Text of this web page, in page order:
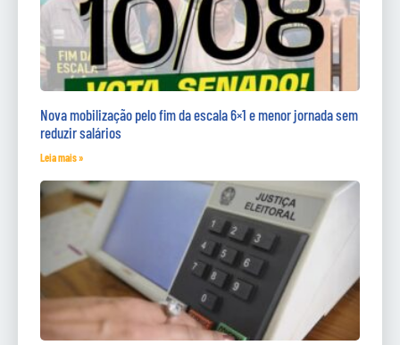
Nova mobilização pelo fim da escala 6×1 e menor jornada sem
reduzir salários
Leia mais »